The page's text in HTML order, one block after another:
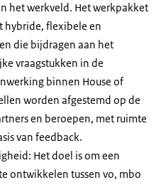
het werkveld. Het werkpakket
flexibele en
die bijdragen aan het
vraagstukken in de
binnen House of
worden afgestemd op de
en beroepen, met ruimte
van feedback.
Het doel is om een
ontwikkelen tussen vo, mbo